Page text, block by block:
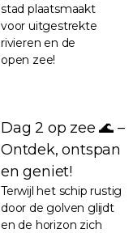
stad plaatsmaakt
voor uitgestrekte
rivieren en de
open zee!
Dag 2 op zee 🌊 –
Ontdek, ontspan
en geniet!
Terwijl het schip rustig
door de golven glijdt
en de horizon zich